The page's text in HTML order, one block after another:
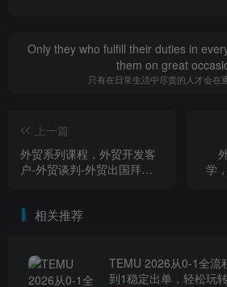
Only they who fulfill their duties in
them on great
只有在日常生活中尽责的人才会在
上一篇
外贸系列课程，外贸开发客
户-外贸谈判-外贸出国拜访
学
相关推荐
TEMU 2026从0-1全流
到1稳定出单，轻松玩